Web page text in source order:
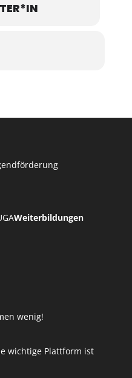
Weiterbildungen
wenig!
wichtige Plattform ist